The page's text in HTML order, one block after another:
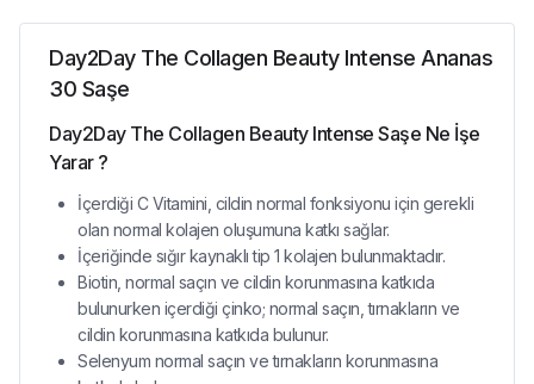
Day2Day The Collagen Beauty Intense Ananas
30 Saşe
Day2Day The Collagen Beauty Intense Saşe Ne İşe
Yarar ?
İçerdiği C Vitamini, cildin normal fonksiyonu için gerekli
olan normal kolajen oluşumuna katkı sağlar.
İçeriğinde sığır kaynaklı tip 1 kolajen bulunmaktadır.
Biotin, normal saçın ve cildin korunmasına katkıda
bulunurken içerdiği çinko; normal saçın, tırnakların ve
cildin korunmasına katkıda bulunur.
Selenyum normal saçın ve tırnakların korunmasına